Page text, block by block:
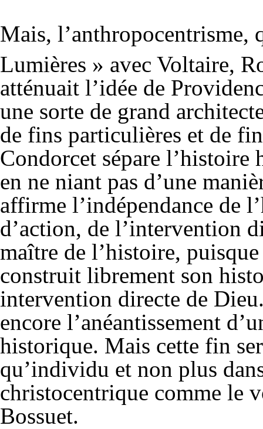
Mais, l’anthropocentrisme,
Lumières » avec Voltaire,
atténuait l’idée de
une sorte de grand
de fins particulières et de
Condorcet sépare l’histoire
en ne niant pas d’une
affirme l’indépendance de
d’action, de l’intervention
maître de l’histoire,
construit librement son
intervention directe de
encore l’anéantissement
historique. Mais cette fin
qu’individu et non plus
christocentrique comme le
Bossuet.